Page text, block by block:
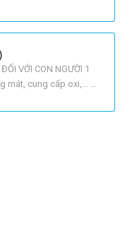
bảo vệ sức khỏe,
VỚI CON NGƯỜI 1
mát, cung cấp oxi,… 2
Dưới nước Làm thực